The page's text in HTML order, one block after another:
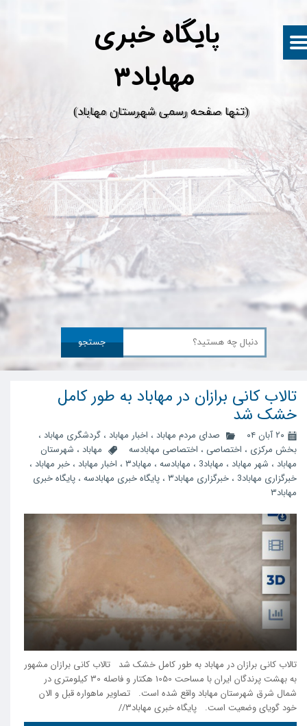
پایگاه خبری
​(تنها صفحه رسمی شهرستان مهاباد)
جستجو
تالاب کانی برازان در مهاباد به طور کامل
خشک شد
۲۰ آبان ۰۴ صدای مردم مهاباد ، اخبار مهاباد ، گردشگری مهاباد ،
بخش مرکزی ، اختصاصی ، اختصاصی مهابادسه مهاباد ، شهرستان
مهاباد ، شهر مهاباد ، مهاباد3 ، مهابادسه ، مهاباد۳ ، اخبار مهاباد ، خبر مهاباد ،
خبرگزاری مهاباد3 ، خبرگزاری مهاباد۳ ، پایگاه خبری مهابادسه ، پایگاه خبری
مهاباد۳
تالاب کانی برازان در مهاباد به طور کامل خشک شد تالاب کانی برازان مشهور
به بهشت پرندگان ایران با مساحت 1050 هکتار و فاصله 30 کیلومتری در
شمال شرق شهرستان مهاباد واقع شده است. تصاویر ماهواره قبل و الان
خود گویای وضعیت است. پایگاه خبری مهاباد۳//